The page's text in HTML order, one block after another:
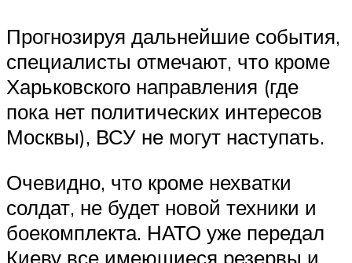
Прогнозируя дальнейшие события,
специалисты отмечают, что кроме
Харьковского направления (где
пока нет политических интересов
Москвы), ВСУ не могут наступать.
Очевидно, что кроме нехватки
солдат, не будет новой техники и
боекомплекта. НАТО уже передал
Киеву все имеющиеся резервы и